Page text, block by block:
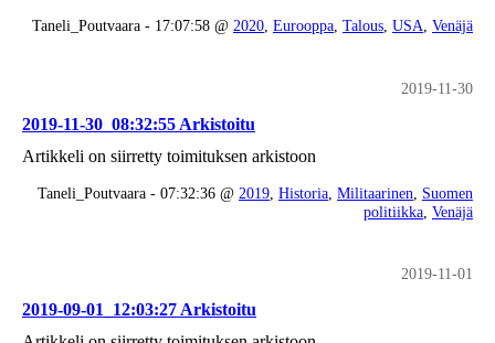
Taneli_Poutvaara - 17:07:58 @ 2020, Eurooppa, Talous, USA, Venäjä
2019-11-30
2019-11-30_08:32:55 Arkistoitu
Artikkeli on siirretty toimituksen arkistoon
Taneli_Poutvaara - 07:32:36 @ 2019 Historia Militaarinen
Suomen
politiikka Venäjä
2019-11-01
2019-09-01_12:03:27 Arkistoitu